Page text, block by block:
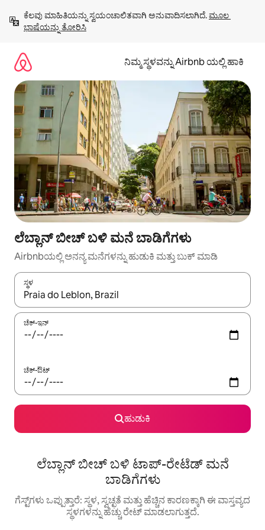
ಹೋಗಿ
ಕೆಲವು ಮಾಹಿತಿಯನ್ನು ಸ್ವಯಂಚಾಲಿತವಾಗಿ ಅನುವಾದಿಸಲಾಗಿದೆ. ಮೂಲ
ಭಾಷೆಯನ್ನು ತೋರಿಸಿ
ನಿಮ್ಮ ಸ್ಥಳವನ್ನು Airbnb ಯಲ್ಲಿ ಹಾಕಿ
ಲೆಬ್ಲಾನ್ ಬೀಚ್ ಬಳಿ ಮನೆ ಬಾಡಿಗೆಗಳು
Airbnbಯಲ್ಲಿ ಅನನ್ಯ ಮನೆಗಳನ್ನು ಹುಡುಕಿ ಮತ್ತು ಬುಕ್ ಮಾಡಿ
ಸ್ಥಳ
ಫಲಿತಾಂಶಗಳು ಲಭ್ಯವಿರುವಾಗ, ಅಪ್ ಮತ್ತು ಡೌನ್ ಬಾಣದ ಕೀಲಿಗಳೊಂದಿಗೆ
ಚೆಕ್-ಇನ್
ಚೆಕ್-ಔಟ್
ಹುಡುಕಿ
ಲೆಬ್ಲಾನ್ ಬೀಚ್ ಬಳಿ ಟಾಪ್-ರೇಟೆಡ್ ಮನೆ
ಬಾಡಿಗೆಗಳು
ಗೆಸ್ಟ್‌ಗಳು ಒಪ್ಪುತ್ತಾರೆ: ಸ್ಥಳ, ಸ್ವಚ್ಛತೆ ಮತ್ತು ಹೆಚ್ಚಿನ ಕಾರಣಕ್ಕಾಗಿ ಈ ವಾಸ್ತವ್ಯದ
ಸ್ಥಳಗಳನ್ನು ಹೆಚ್ಚು ರೇಟ್ ಮಾಡಲಾಗುತ್ತದೆ.